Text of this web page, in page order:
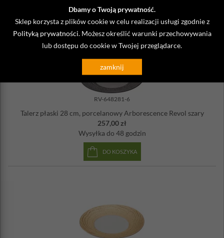
Dbamy o Twoją prywatność.
Sklep korzysta z plików cookie w celu realizacji usługi zgodnie z
Polityką prywatności . Możesz określić warunki przechowywania
lub dostępu do cookie w Twojej przeglądarce.
zamknij
DO KOSZYKA
RV-648281-6
Talerz płaski 28 cm, porcelanowy Arborescence Revol szary
257,00 zł
Wysyłka do 48 godzin
DO KOSZYKA